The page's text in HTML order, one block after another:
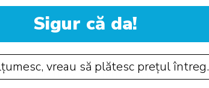
PRODUSE SIMILARE
Sigur că da!
vreau să plătesc prețul întreg.